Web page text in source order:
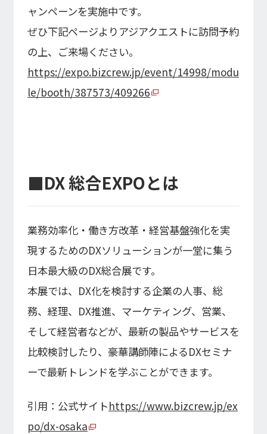
ャンペーンを実施中です。
ぜひ下記ページよりアジアクエストに訪問予約
の上、ご来場ください。
https://expo.bizcrew.jp/event/14998/modu
le/booth/387573/409266
■DX 総合EXPOとは
業務効率化・働き方改革・経営基盤強化を実
現するためのDXソリューションが一堂に集う
日本最大級のDX総合展です。
本展では、DX化を検討する企業の人事、総
務、経理、DX推進、マーケティング、営業、
そして経営者などが、最新の製品やサービスを
比較検討したり、豪華講師陣によるDXセミナ
ーで最新トレンドを学ぶことができます。
引用：公式サイトhttps://www.bizcrew.jp/ex
po/dx-osaka